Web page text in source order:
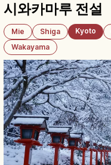
시와카마루 전설
Mie Shiga Kyoto
Wakayama